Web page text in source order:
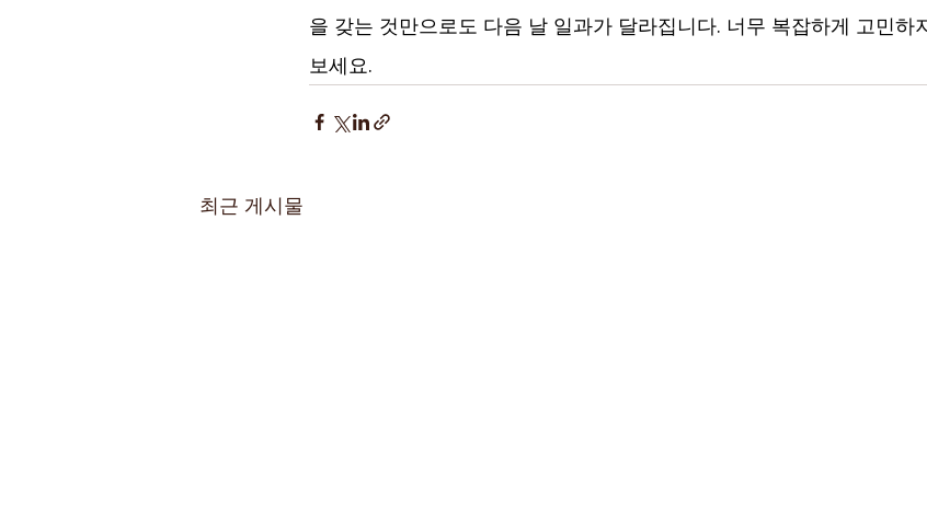
을 갖는 것만으로도 다음 날 일과가 달라집니다. 너무 복잡하게 고민하
보세요.
최근 게시물